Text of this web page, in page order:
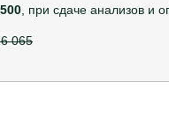
, при сдаче анализов и
065